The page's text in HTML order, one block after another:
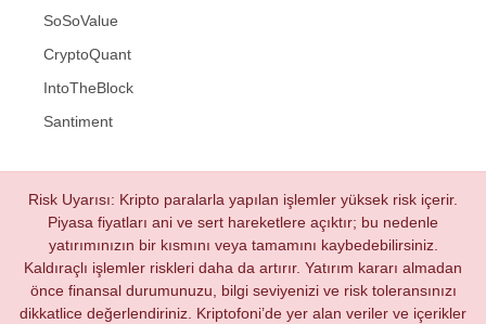
SoSoValue
CryptoQuant
IntoTheBlock
Santiment
Risk Uyarısı: Kripto paralarla yapılan işlemler yüksek risk içerir.
Piyasa fiyatları ani ve sert hareketlere açıktır; bu nedenle
yatırımınızın bir kısmını veya tamamını kaybedebilirsiniz.
Kaldıraçlı işlemler riskleri daha da artırır. Yatırım kararı almadan
önce finansal durumunuzu, bilgi seviyenizi ve risk toleransınızı
dikkatlice değerlendiriniz. Kriptofoni’de yer alan veriler ve içerikler